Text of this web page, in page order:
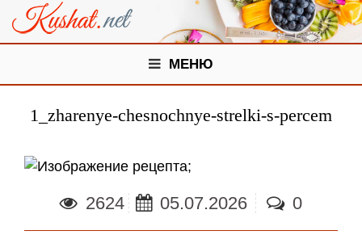
МЕНЮ
1_zharenye-chesnochnye-strelki-s-percem
;
2624 05.07.2026 0